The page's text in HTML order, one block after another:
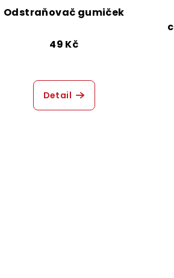
Odstraňovač gumiček
49 Kč
Detail